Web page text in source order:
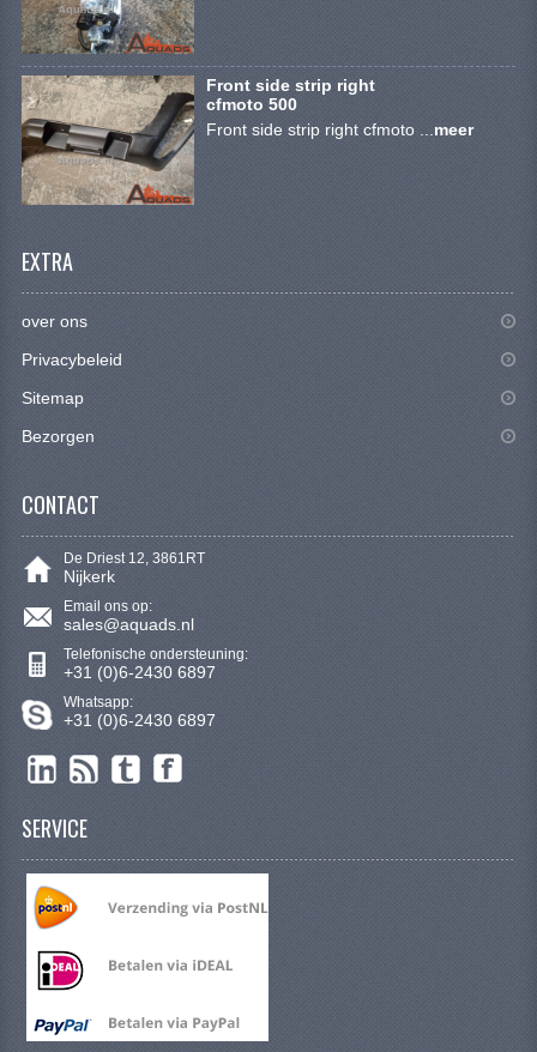
Front side strip right
cfmoto 500
Front side strip right cfmoto ... meer
EXTRA
over ons
Privacybeleid
Sitemap
Bezorgen
CONTACT
De Driest 12, 3861RT
Nijkerk
Email ons op:
sales@aquads.nl
Telefonische ondersteuning:
+31 (0)6-2430 6897
Whatsapp:
+31 (0)6-2430 6897
SERVICE